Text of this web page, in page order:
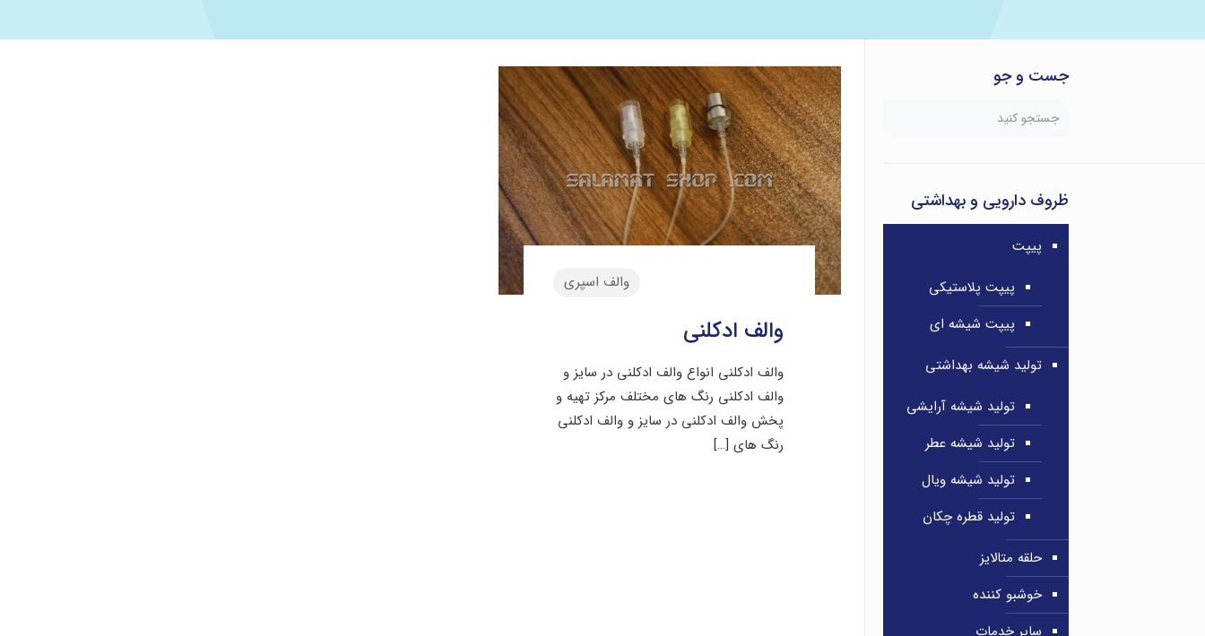
والف اسپری
والف ادکلنی
والف ادکلنی انواع والف ادکلنی در سایز و
والف ادکلنی رنگ های مختلف مرکز تهیه و
پخش والف ادکلنی در سایز و والف ادکلنی
رنگ های […]
جست و جو
ظروف دارویی و بهداشتی
پیپت
پیپت پلاستیکی
پیپت شیشه ای
تولید شیشه بهداشتی
تولید شیشه آرایشی
تولید شیشه عطر
تولید شیشه ویال
تولید قطره چکان
حلقه متالایز
خوشبو کننده
سایر خدمات